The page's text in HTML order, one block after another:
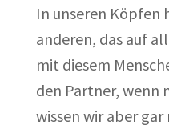
In unseren Köpfen
anderen, das auf
mit diesem
den Partner, wenn
wissen wir aber